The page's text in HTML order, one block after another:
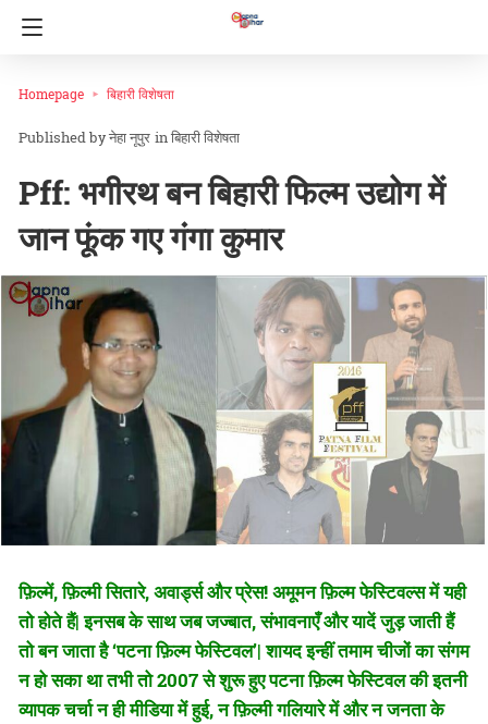
Homepage बिहारी विशेषता
नेहा नूपुर inबिहारी विशेषता
Pff: भगीरथ बन बिहारी फिल्म उद्योग में
जान फूंक गए गंगा कुमार
फ़िल्में, फ़िल्मी सितारे, अवार्ड्स और प्रेस! अमूमन फ़िल्म फेस्टिवल्स में यही
तो होते हैं| इनसब के साथ जब जज्बात, संभावनाएँ और यादें जुड़ जाती हैं
तो बन जाता है ‘पटना फ़िल्म फेस्टिवल’| शायद इन्हीं तमाम चीजों का संगम
न हो सका था तभी तो 2007 से शुरू हुए पटना फ़िल्म फेस्टिवल की इतनी
व्यापक चर्चा न ही मीडिया में हुई, न फ़िल्मी गलियारे में और न जनता के